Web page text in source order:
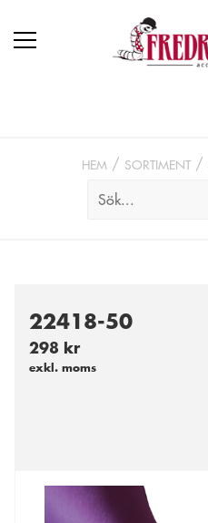
HEM SORTIMENT
22418-50
298 kr
exkl. moms